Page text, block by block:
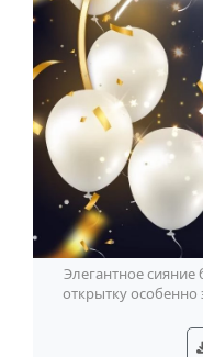
Элегантное сияние
открытку